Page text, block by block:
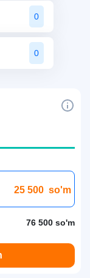
0
0
25 500 so'm
76 500 so'm